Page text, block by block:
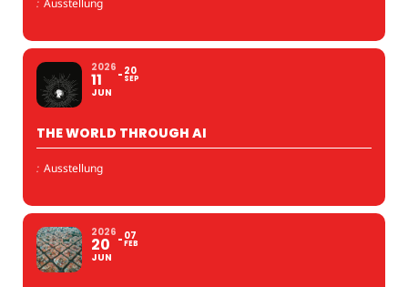
: Ausstellung
2026
11
JUN
20
SEP
THE WORLD THROUGH AI
: Ausstellung
2026
20
JUN
07
FEB